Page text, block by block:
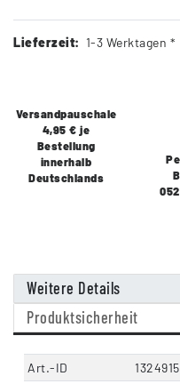
Lieferzeit: 1-3 Werktagen *
Versandpauschale
4,95 € je
Bestellung
innerhalb
Deutschlands
Weitere Details
Produktsicherheit
Art.-ID
1324915